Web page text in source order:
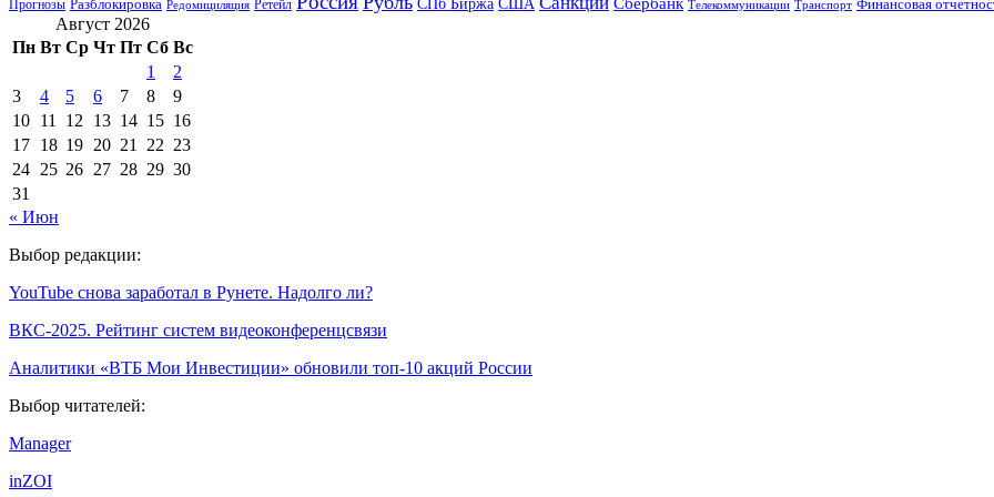
Прогнозы Разблокировка Редомициляция Ретейл США Телекоммуникации Транспорт Финансовая
Август 2026
Пн Вт Ср Чт Пт Сб Вс
1
2
3
4 5 6 7 8
9
10 11 12 13 14 15 16
17 18 19 20 21 22 23
24 25 26 27 28 29 30
31
« Июн
Выбор редакции:
YouTube снова заработал в Рунете. Надолго ли?
ВКС-2025. Рейтинг систем видеоконференцсвязи
Аналитики «ВТБ Мои Инвестиции» обновили топ-10 акций России
Выбор читателей:
Manager
inZOI